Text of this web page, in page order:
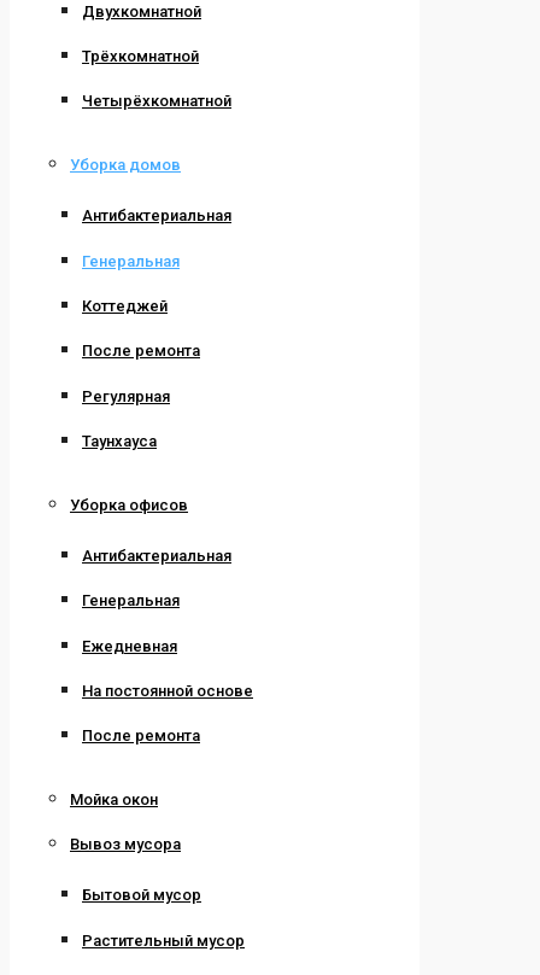
Двухкомнатной
Трёхкомнатной
Четырёхкомнатной
Уборка домов
Антибактериальная
Генеральная
Коттеджей
После ремонта
Регулярная
Таунхауса
Уборка офисов
Антибактериальная
Генеральная
Ежедневная
На постоянной основе
После ремонта
Мойка окон
Вывоз мусора
Бытовой мусор
Растительный мусор